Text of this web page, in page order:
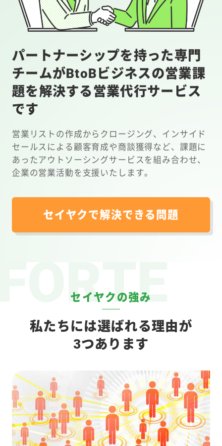
パートナーシップを持った専門
チームがBtoBビジネスの営業課
題を解決する営業代行サービス
です
営業リストの作成からクロージング、インサイド
セールスによる顧客育成や商談獲得など、課題に
あったアウトソーシングサービスを組み合わせ、
企業の営業活動を支援いたします。
セイヤクで解決できる問題
セイヤクの強み
私たちには選ばれる理由が
3つあります